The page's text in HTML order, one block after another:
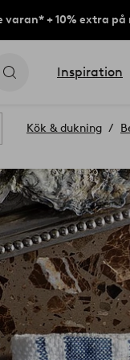
varan* + 10% extra
Inspiration
Kök & dukning